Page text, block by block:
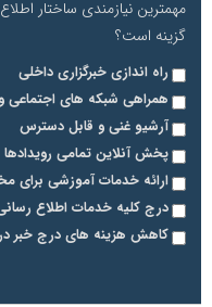
مهمترین نیازمندی ساختار
گزینه است؟
راه اندازی خبرگزاری داخلی
همراهی شبکه های اجتماعی
آرشیو غنی و قابل دسترس
پخش آنلاین تمامی رویدادها
ارائه خدمات آموزشی برای
درج کلیه خدمات اطلاع
کاهش هزینه های درج خبر